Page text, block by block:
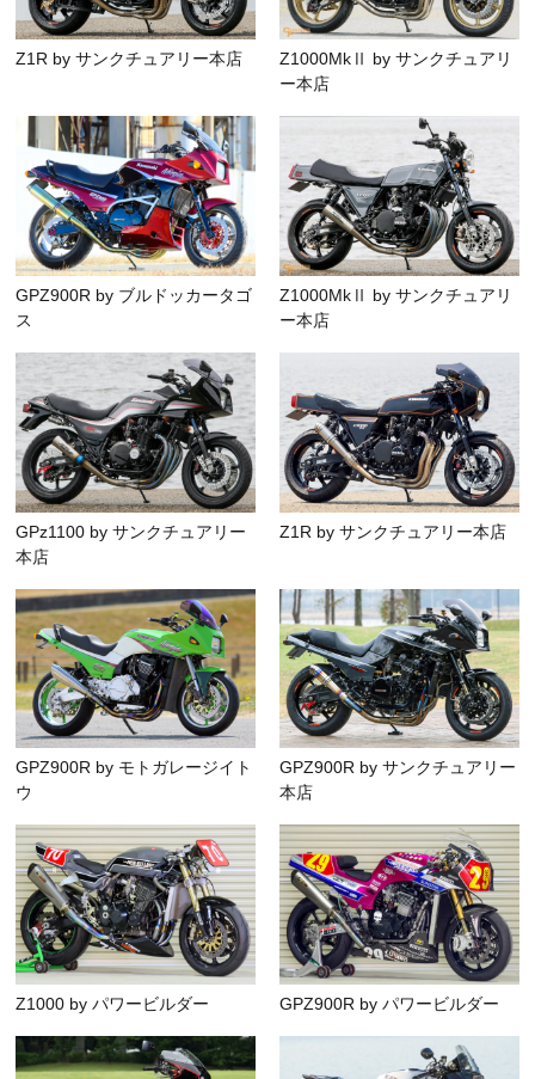
Z1R by サンクチュアリー本店
Z1000MkⅡ by サンクチュアリ
ー本店
GPZ900R by ブルドッカータゴ
ス
Z1000MkⅡ by サンクチュアリ
ー本店
GPz1100 by サンクチュアリー
本店
Z1R by サンクチュアリー本店
GPZ900R by モトガレージイト
ウ
GPZ900R by サンクチュアリー
本店
Z1000 by パワービルダー GPZ900R by パワービルダー